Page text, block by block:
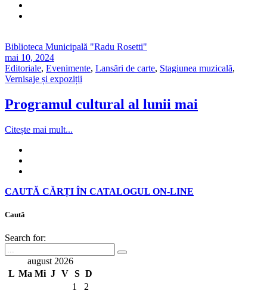
Biblioteca Municipală "Radu Rosetti"
mai 10, 2024
Editoriale, Evenimente, Lansări de carte, Stagiunea muzicală,
Vernisaje și expoziții
Programul cultural al lunii mai
Citește mai mult...
CAUTĂ CĂRȚI ÎN CATALOGUL ON-LINE
Caută
Search for:
august 2026
L Ma Mi J V S D
1
2